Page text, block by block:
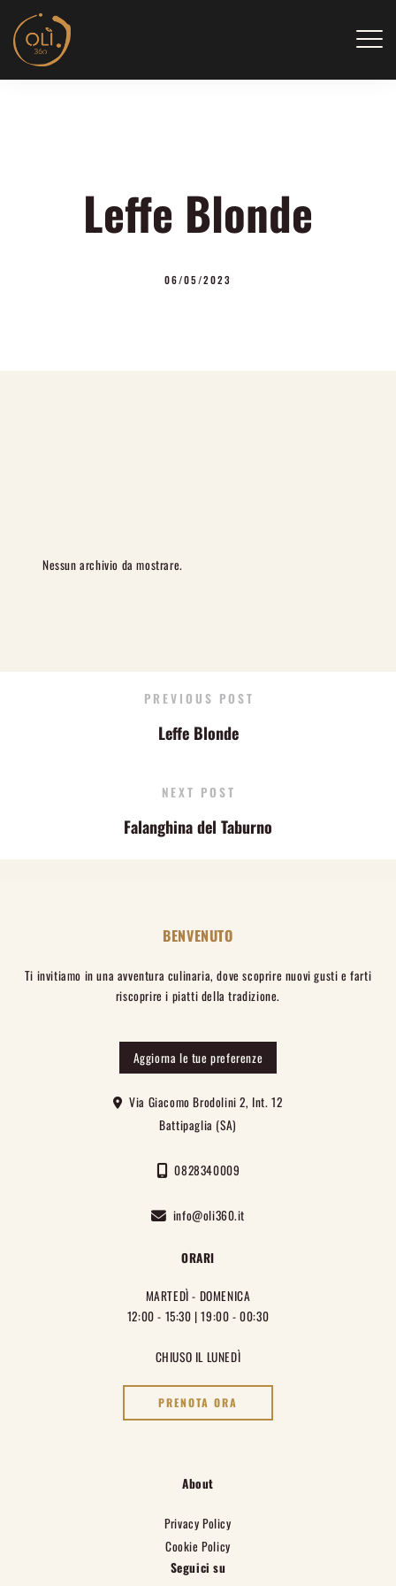
content
Leffe Blonde
06/05/2023
Nessun archivio da mostrare.
PREVIOUS POST
Leffe Blonde
NEXT POST
Falanghina del Taburno
BENVENUTO
Ti invitiamo in una avventura culinaria, dove scoprire nuovi gusti e farti
riscoprire i piatti della tradizione.
Aggiorna le tue preferenze
Via Giacomo Brodolini 2, Int. 12
Battipaglia (SA)
0828340009
info@oli360.it
ORARI
MARTEDÌ - DOMENICA
12:00 - 15:30 | 19:00 - 00:30
CHIUSO IL LUNEDÌ
PRENOTA ORA
About
Privacy Policy
Cookie Policy
Seguici su